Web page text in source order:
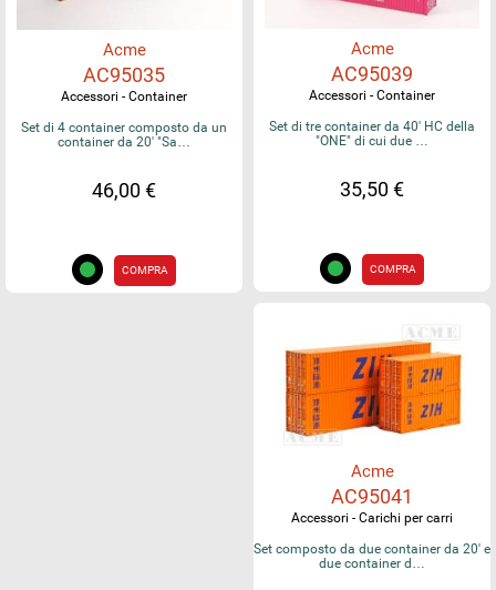
Acme
AC95035
Accessori - Container
Set di 4 container composto da un
container da 20' "Sa…
46,00 €
COMPRA
Acme
AC95039
Accessori - Container
Set di tre container da 40' HC della
"ONE" di cui due …
35,50 €
COMPRA
Acme
AC95041
Accessori - Carichi per carri
Set composto da due container da 20' e
due container d…